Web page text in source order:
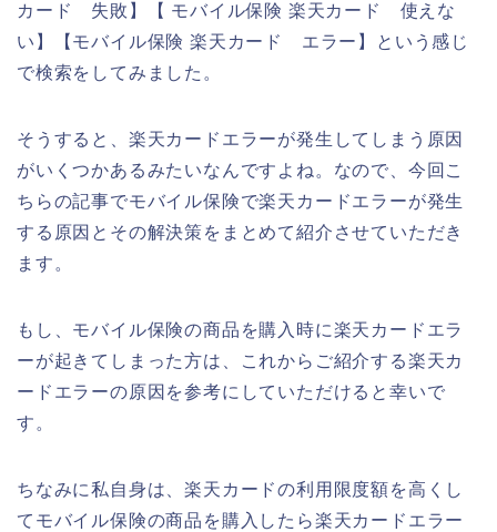
カード 失敗】【 モバイル保険 楽天カード 使えな
い】【モバイル保険 楽天カード エラー】という感じ
で検索をしてみました。
そうすると、楽天カードエラーが発生してしまう原因
がいくつかあるみたいなんですよね。なので、今回こ
ちらの記事でモバイル保険で楽天カードエラーが発生
する原因とその解決策をまとめて紹介させていただき
ます。
もし、モバイル保険の商品を購入時に楽天カードエラ
ーが起きてしまった方は、これからご紹介する楽天カ
ードエラーの原因を参考にしていただけると幸いで
す。
ちなみに私自身は、楽天カードの利用限度額を高くし
てモバイル保険の商品を購入したら楽天カードエラー